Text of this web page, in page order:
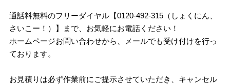
通話料無料のフリーダイヤル【0120-492-315（しょくにん、
さいこー！）】まで、お気軽にお電話ください！
ホームページお問い合わせから、メールでも受け付けを行っ
ております。
お見積りは必ず作業前にご提示させていただき、キャンセル